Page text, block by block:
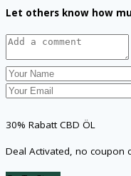
Let others know how
30% Rabatt CBD ÖL
Deal Activated, no coupon